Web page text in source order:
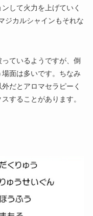
して火力を上げていく
ジカルシャインもそれな
ているようですが、倒
面は多いです。ちなみ
だとアロマセラピーく
することがあります。